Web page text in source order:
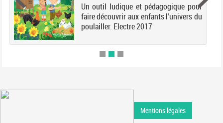
Un outil ludique et pédagogique pour
faire découvrir aux enfants l'univers du
poulailler. Electre 2017
Mentions légales